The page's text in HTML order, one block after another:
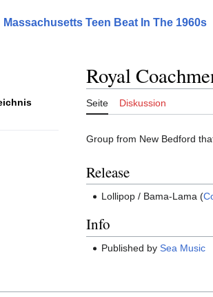
Massachusetts Teen Beat In The 1960s
Royal
Seite Diskussion
Group from New Bedford
Release
Lollipop / Bama-Lama (
Info
Published bySea Music